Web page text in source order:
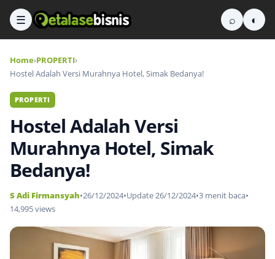
☰ ⌕ ◐
Home›PROPERTI›
Hostel Adalah Versi Murahnya Hotel, Simak Bedanya!
PROPERTI
Hostel Adalah Versi
Murahnya Hotel, Simak
Bedanya!
S Adi Firmansyah•26/12/2024•Update 26/12/2024•3 menit baca•
14,995 views